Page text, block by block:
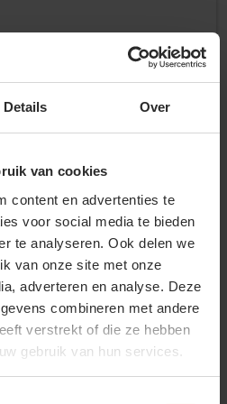
Details Over
van cookies
content en advertenties te
voor social media te bieden
te analyseren. Ook delen we
van onze site met onze
adverteren en analyse. Deze
combineren met andere
verstrekt of die ze hebben
gebruik van hun services.
bedrijfskleding voor
logistiek en hospitality
outdoor-sporten, golfclubs,
hoogwaardige isolatielaag
gewichtsverhouding
en waterafstotend
biedt tegen de
comfortabele
bewegingsvrijheid
voorzien van een
kraag en handige